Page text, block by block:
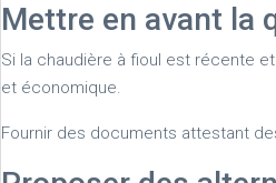
Mettre en avant la
Si la chaudière à fioul est récente
et économique.
Fournir des documents attestant